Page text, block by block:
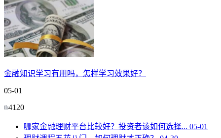
金融知识学习有用吗，怎样学习效果好？
05-01
4120
哪家金融理财平台比较好？投资者该如何选择... 05-01